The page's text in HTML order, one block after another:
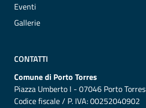
Eventi
Gallerie
CONTATTI
Comune di Porto Torres
Piazza Umberto I - 07046 Porto Torres
Codice fiscale / P. IVA: 00252040902